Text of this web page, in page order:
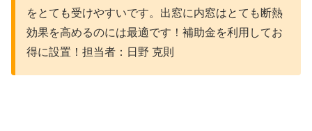
をとても受けやすいです。出窓に内窓はとても断熱
効果を高めるのには最適です！補助金を利用してお
得に設置！担当者：日野 克則